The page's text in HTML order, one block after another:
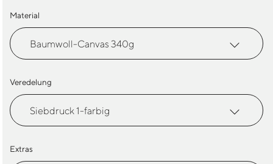
Material
Veredelung
Extras